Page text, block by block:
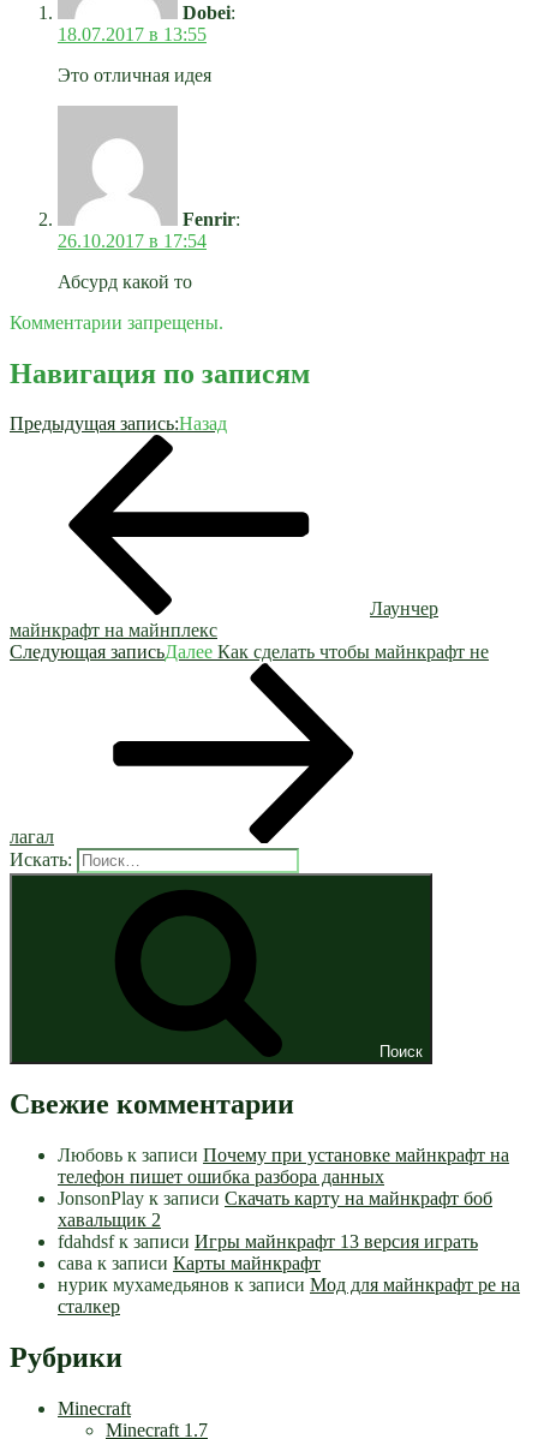
Dobei:
18.07.2017 в 13:55
Это отличная идея
Fenrir:
26.10.2017 в 17:54
Абсурд какой то
Комментарии запрещены.
Навигация по записям
Предыдущая запись:Назад
Лаунчер
майнкрафт на майнплекс
Следующая записьДалее Как сделать чтобы майнкрафт не
лагал
Искать:
Поиск
Свежие комментарии
Любовь к записи Почему при установке майнкрафт на
телефон пишет ошибка разбора данных
JonsonPlay к записи Скачать карту на майнкрафт боб
хавальщик 2
fdahdsfк записи Игры майнкрафт 13 версия играть
сава к записи Карты майнкрафт
нурик мухамедьянов к записи Мод для майнкрафт pe на
сталкер
Рубрики
Minecraft
Minecraft 1.7